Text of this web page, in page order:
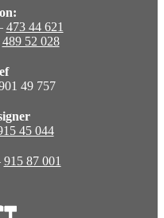
473 44 621
489 52 028
49 757
45 044
915 87 001